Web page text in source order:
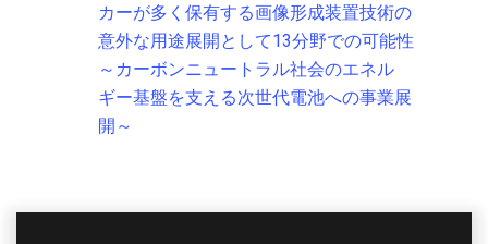
カーが多く保有する画像形成装置技術の
意外な用途展開として13分野での可能性
～カーボンニュートラル社会のエネル
ギー基盤を支える次世代電池への事業展
開～